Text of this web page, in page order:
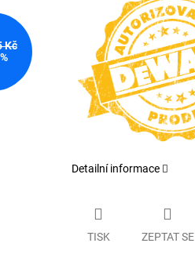
Kč
Detailní informace
TISK ZEPTAT SE